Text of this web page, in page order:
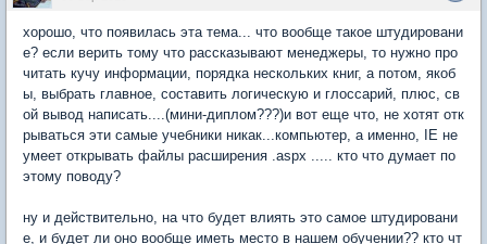
хорошо, что появилась эта тема... что вообще такое штудировани
е? если верить тому что рассказывают менеджеры, то нужно про
читать кучу информации, порядка нескольких книг, а потом, якоб
ы, выбрать главное, составить логическую и глоссарий, плюс, св
ой вывод написать....(мини-диплом???)и вот еще что, не хотят отк
рываться эти самые учебники никак...компьютер, а именно, IE не
умеет открывать файлы расширения .aspx ..... кто что думает по
этому поводу?
ну и действительно, на что будет влиять это самое штудировани
е, и будет ли оно вообще иметь место в нашем обучении?? кто чт